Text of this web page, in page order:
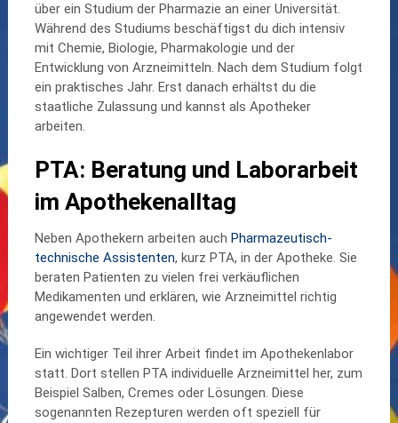
über ein Studium der Pharmazie an einer Universität.
Während des Studiums beschäftigst du dich intensiv
mit Chemie, Biologie, Pharmakologie und der
Entwicklung von Arzneimitteln. Nach dem Studium folgt
ein praktisches Jahr. Erst danach erhältst du die
staatliche Zulassung und kannst als Apotheker
arbeiten.
PTA: Beratung und Laborarbeit
im Apothekenalltag
Neben Apothekern arbeiten auch Pharmazeutisch-
technische Assistenten, kurz PTA, in der Apotheke. Sie
beraten Patienten zu vielen frei verkäuflichen
Medikamenten und erklären, wie Arzneimittel richtig
angewendet werden.
Ein wichtiger Teil ihrer Arbeit findet im Apothekenlabor
statt. Dort stellen PTA individuelle Arzneimittel her, zum
Beispiel Salben, Cremes oder Lösungen. Diese
sogenannten Rezepturen werden oft speziell für